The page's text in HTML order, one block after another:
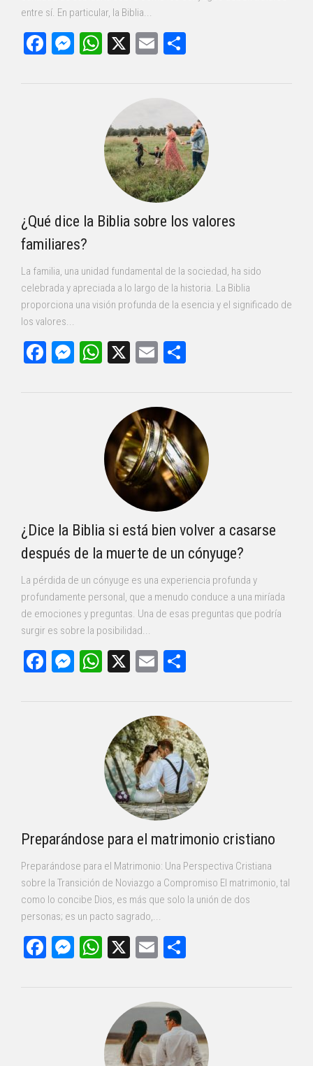
entre sí. En particular, la Biblia...
Facebook
Messenger
WhatsApp
X Email
¿Qué dice la Biblia sobre los valores
familiares?
La familia, una unidad fundamental de la sociedad, ha sido
celebrada y apreciada a lo largo de la historia. La Biblia
proporciona una visión profunda de la esencia y el significado de
los valores...
Facebook
Messenger
WhatsApp
X Email
¿Dice la Biblia si está bien volver a casarse
después de la muerte de un cónyuge?
La pérdida de un cónyuge es una experiencia profunda y
profundamente personal, que a menudo conduce a una miríada
de emociones y preguntas. Una de esas preguntas que podría
surgir es sobre la posibilidad...
Facebook
Messenger
WhatsApp
X Email
Preparándose para el matrimonio cristiano
Preparándose para el Matrimonio: Una Perspectiva Cristiana
sobre la Transición de Noviazgo a Compromiso El matrimonio, tal
como lo concibe Dios, es más que solo la unión de dos
personas; es un pacto sagrado,...
Facebook
Messenger
WhatsApp
X Email